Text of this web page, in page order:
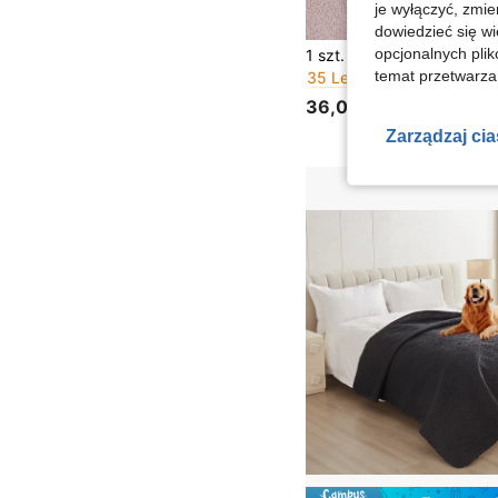
#3 Bestsellery
35 Left
#3 Bestsellery
35 Left
#3 Bestsellery
35 Left
#3 Bestsellery
36,00zł
je wyłączyć,
dowiedzieć się
opcjonalnych
temat
Zarządzaj